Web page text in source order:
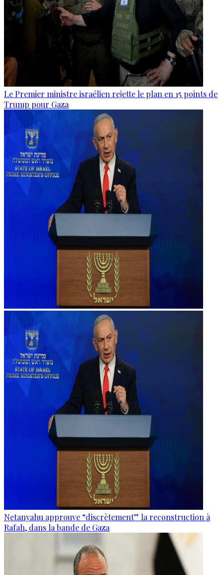
Le Premier ministre israélien rejette le plan en 15 points de
Trump pour Gaza
Netanyahu approuve “discrètement” la reconstruction à
Rafah, dans la bande de Gaza